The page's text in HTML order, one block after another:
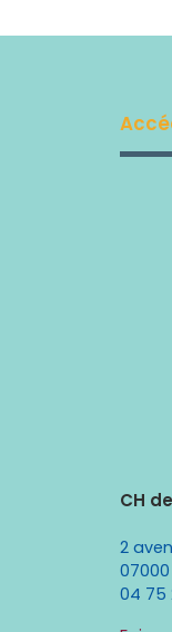
CH
2
07000
04 75